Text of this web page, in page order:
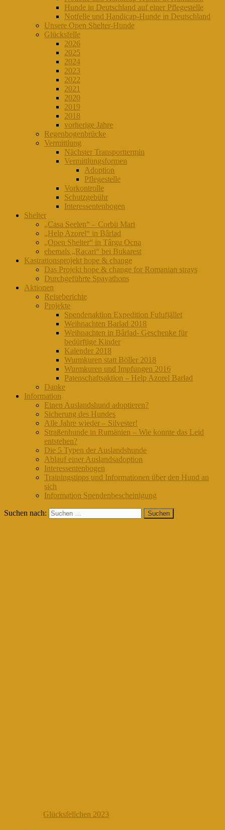
Hunde in Deutschland auf einer Pflegestelle
Notfelle und Handicap-Hunde in Deutschland
Unsere Open Shelter-Hunde
Glücksfelle
2026
2025
2024
2023
2022
2021
2020
2019
2018
vorherige Jahre
Regenbogenbrücke
Vermittlung
Nächster Transporttermin
Vermittlungsformen
Adoption
Pflegestelle
Vorkontrolle
Schutzgebühr
Interessentenbogen
Shelter
„Casa Seelen“ – Corbii Mari
„Help Azorel“ in Bârlad
„Open Shelter“ in Târgu Ocna
ehemals „Racari“ bei Bukarest
Kastrationsprojekt hope & change
Das Projekt hope & change for Romanian strays
Durchgeführte Spayathons
Aktionen
Reiseberichte
Projekte
Spendenaktion Expedition Fulufjället
Weihnachten Barlad 2018
Weihnachten in Bârlad- Geschenke für
bedürftige Kinder
Kalender 2018
Wurmkuren statt Böller 2018
Wurmkuren und Impfungen 2016
Patenschaftsaktion – Help Azorel Barlad
Danke
Information
Einen Auslandshund adoptieren?
Sicherung des Hundes
Alle Jahre wieder – Silvester!
Straßenhunde in Rumänien – Wie konnte das Leid
entstehen?
Die 5 Typen der Auslandshunde
Ablauf einer Auslandsadoption
Interessentenbogen
Trainingstipps und Informationen über den Hund an
sich
Information Spendenbescheinigung
Suchen nach:
Glücksfellchen 2023